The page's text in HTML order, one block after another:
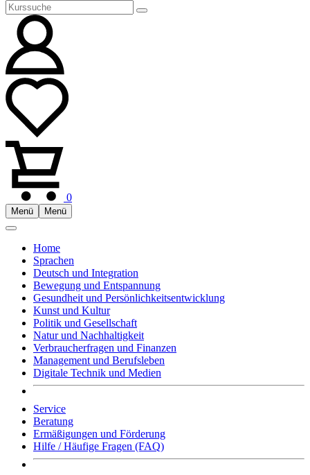
0
Menü Menü
Home
Sprachen
Deutsch und Integration
Bewegung und Entspannung
Gesundheit und Persönlichkeitsentwicklung
Kunst und Kultur
Politik und Gesellschaft
Natur und Nachhaltigkeit
Verbraucherfragen und Finanzen
Management und Berufsleben
Digitale Technik und Medien
Service
Beratung
Ermäßigungen und Förderung
Hilfe / Häufige Fragen (FAQ)